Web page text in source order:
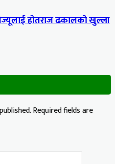
होतराज ढकालको खुल्ला
Required fields are